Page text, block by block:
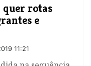
rotas
e
11:21